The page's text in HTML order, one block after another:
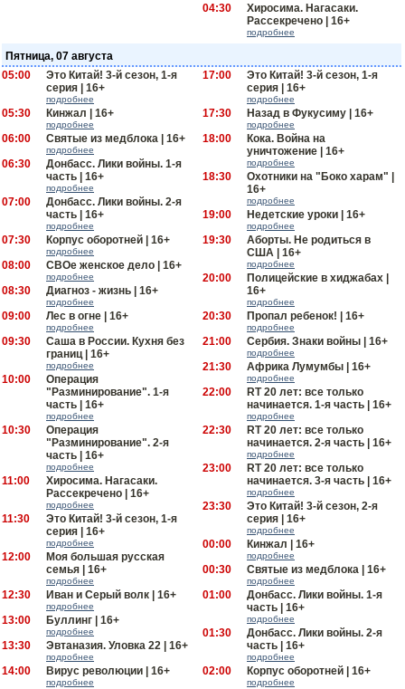
04:30
Хиросима. Нагасаки.
Рассекречено | 16+
подробнее
Пятница, 07 августа
05:00
Это Китай! 3-й сезон, 1-я
серия | 16+
подробнее
05:30 Кинжал | 16+
подробнее
06:00 Святые из медблока | 16+
подробнее
06:30
Донбасс. Лики войны. 1-я
часть | 16+
подробнее
07:00
Донбасс. Лики войны. 2-я
часть | 16+
подробнее
07:30 Корпус оборотней | 16+
подробнее
08:00 СВОе женское дело | 16+
подробнее
08:30 Диагноз - жизнь | 16+
подробнее
09:00 Лес в огне | 16+
подробнее
09:30
Саша в России. Кухня без
границ | 16+
подробнее
10:00
Операция
"Разминирование". 1-я
часть | 16+
подробнее
10:30
Операция
"Разминирование". 2-я
часть | 16+
подробнее
11:00
Хиросима. Нагасаки.
Рассекречено | 16+
подробнее
11:30
Это Китай! 3-й сезон, 1-я
серия | 16+
подробнее
12:00
Моя большая русская
семья | 16+
подробнее
12:30 Иван и Серый волк | 16+
подробнее
13:00 Буллинг | 16+
подробнее
13:30 Эвтаназия. Уловка 22 | 16+
подробнее
14:00 Вирус революции | 16+
подробнее
17:00
Это Китай! 3-й сезон, 1-я
серия | 16+
подробнее
17:30 Назад в Фукусиму | 16+
подробнее
18:00
Кока. Война на
уничтожение | 16+
подробнее
18:30
Охотники на "Боко харам" |
16+
подробнее
19:00 Недетские уроки | 16+
подробнее
19:30
Аборты. Не родиться в
США | 16+
подробнее
20:00
Полицейские в хиджабах |
16+
подробнее
20:30 Пропал ребенок! | 16+
подробнее
21:00 Сербия. Знаки войны | 16+
подробнее
21:30 Африка Лумумбы | 16+
подробнее
22:00
RT 20 лет: все только
начинается. 1-я часть | 16+
подробнее
22:30
RT 20 лет: все только
начинается. 2-я часть | 16+
подробнее
23:00
RT 20 лет: все только
начинается. 3-я часть | 16+
подробнее
23:30
Это Китай! 3-й сезон, 2-я
серия | 16+
подробнее
00:00 Кинжал | 16+
подробнее
00:30 Святые из медблока | 16+
подробнее
01:00
Донбасс. Лики войны. 1-я
часть | 16+
подробнее
01:30
Донбасс. Лики войны. 2-я
часть | 16+
подробнее
02:00 Корпус оборотней | 16+
подробнее